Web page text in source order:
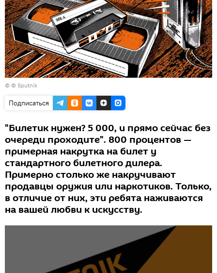
© © Sputnik
Подписаться
"Билетик нужен? 5 000, и прямо сейчас без
очереди проходите". 800 процентов —
примерная накрутка на билет у
стандартного билетного дилера.
Примерно столько же накручивают
продавцы оружия или наркотиков. Только,
в отличие от них, эти ребята наживаются
на вашей любви к искусству.